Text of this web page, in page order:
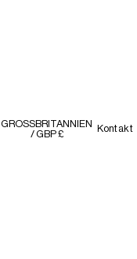
GROSSBRITANNIEN
/ GBP £
Kontakt